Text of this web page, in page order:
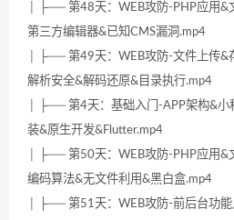
│ ├── 第48天：WEB攻防-PHP应用&
第三方编辑器&已知CMS漏洞.mp4
│ ├── 第49天：WEB攻防-文件上传&
解析安全&解码还原&目录执行.mp4
│ ├── 第4天：基础入门-APP架构&小
装&原生开发&Flutter.mp4
│ ├── 第50天：WEB攻防-PHP应用&
编码算法&无文件利用&黑白盒.mp4
│ ├── 第51天：WEB攻防-前后台功